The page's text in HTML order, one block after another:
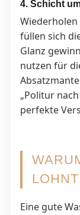
4. Schicht
Wiederholen
füllen sich
Glanz
nutzen für
„Politur
perfekte
LOHNT
Eine gute